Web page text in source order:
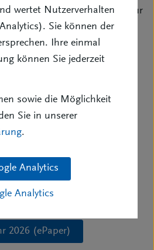
wertet Nutzerverhalten
Sie können der
Ihre einmal
können Sie jederzeit
sowie die Möglichkeit
Sie in unserer
.
Analytics
Analytics
stehen wir Ihnen gerne zur
Bonn
2026 (ePaper)